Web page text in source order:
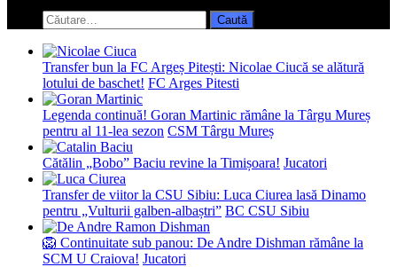
search
form
Caută
după:
Transfer bun la FC Argeș Pitești: Nicolae Ciucă se alătură
lotului de baschet! FC Arges Pitesti
Legenda continuă! Goran Martinic rămâne la Târgu Mureș
pentru al 11-lea sezon CSM Târgu Mureș
Cătălin „Bobo” Baciu revine la Timișoara! Jucatori
Transfer de viitor la CSU Sibiu: Luca Ciurea lasă Dinamo
pentru „Vulturii galben-albaștri” BC CSU Sibiu
🦁 Continuitate sub panou: De Andre Dishman rămâne la
SCM U Craiova! Jucatori